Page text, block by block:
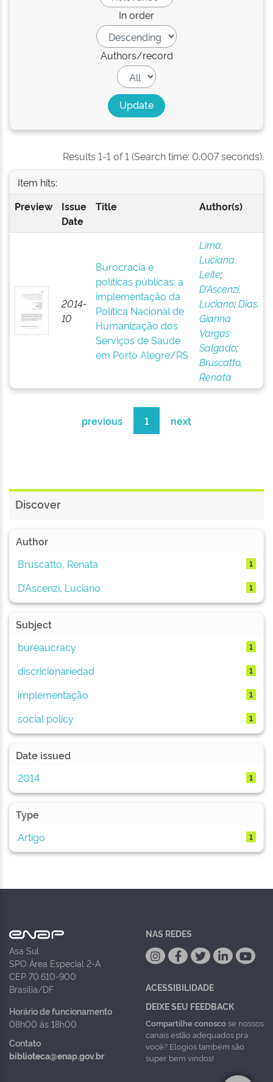
In order
Authors/record
Results 1-1 of 1 (Search time: 0.007 seconds).
Item hits:
Preview
Issue
Date
Title Author(s)
2014-
10
Burocracia e
políticas públicas: a
implementação da
Política Nacional de
Humanização dos
Serviços de Saúde
em Porto Alegre/RS
Lima,
Luciana
Leite;
D’Ascenzi,
Luciano;Dias,
Gianna
Vargas
Salgado;
Bruscatto,
Renata
previous 1 next
Discover
Author
Bruscatto, Renata
1
D’Ascenzi, Luciano 1
Subject
bureaucracy
1
discricionariedad 1
implementação 1
social policy 1
Date issued
2014
1
Type
Artigo
1
Asa Sul
SPO Área Especial 2-A
CEP 70.610-900
Brasília/DF
Horário de funcionamento
08h00 às 18h00
Contato
biblioteca@enap.gov.br
NAS REDES
ACESSIBILIDADE
DEIXE SEU FEEDBACK
Compartilhe conoscose nossos
canais estão adequados pra
você? Elogios também são
super bem vindos!